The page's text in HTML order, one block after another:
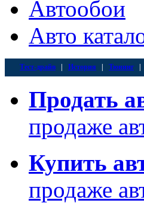
Автообои
Авто
Тест-драйв История Тюнинг
Продать
продаже
Купить
продаже